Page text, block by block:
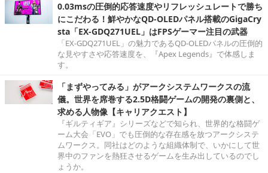
0.03msの圧倒的応答速度やリフレッシュレートで勝ち
にこだわる！鮮やかなQD-OLEDパネル搭載のGigaCry
sta「EX-GDQ271UEL」はFPSゲーマー注目の武器
「EX-GDQ271UEL」の魅力であるQD-OLEDパネルの圧倒的
な見やすさや応答速度を、『Apex Legends』で体感しま
す。
「まずやってみる」がアークシステムワークスの流
儀。世界を席巻する2.5D格闘ゲームの開発の裏側と、
求める人物像【キャリアクエスト】
『ギルティギア』シリーズなどで知られ、世界的な格闘ゲ
ーム大会「EVO」でも圧倒的な存在感を放つアークシステ
ムワークス。同社はどのような組織体制で、いかにして世
界中のファンを熱狂させるゲームを生み出しているのでし
ょうか。